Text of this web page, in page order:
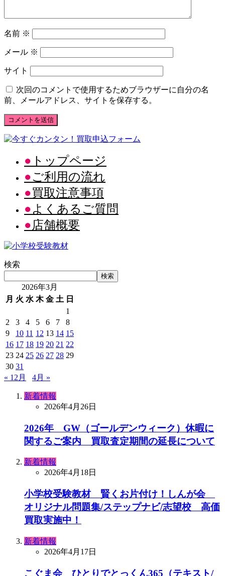
名前 ※
メール ※
サイト
次回のコメントで使用するためブラウザーに自分の名
前、メールアドレス、サイトを保存する。
トップページ
ご利用の流れ
買取注意事項
よくあるご質問
店舗概要
検索
検索
2026年3月
月 火 水 木 金 土 日
1
2
3 4 5 6 7
8
9
10 11 12 13 14 15
16 17 18 19 20 21 22
23 24 25 26 27 28 29
30 31
« 12月
4月 »
新着情報
2026年4月26日
2026年 GW（ゴールデンウィーク）休暇に
関するご案内 買取査定期間の延長について
新着情報
2026年4月18日
小学校受験教材 賢くお片付け！しんが会
オリジナル問題集/ステップナビ/志望校 高価
買取実施中！
新着情報
2026年4月17日
こぐま会 ひとりでとっくん365（テキスト/